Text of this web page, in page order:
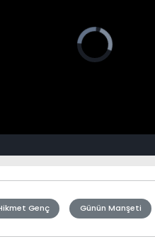
Genç Günün Manşeti